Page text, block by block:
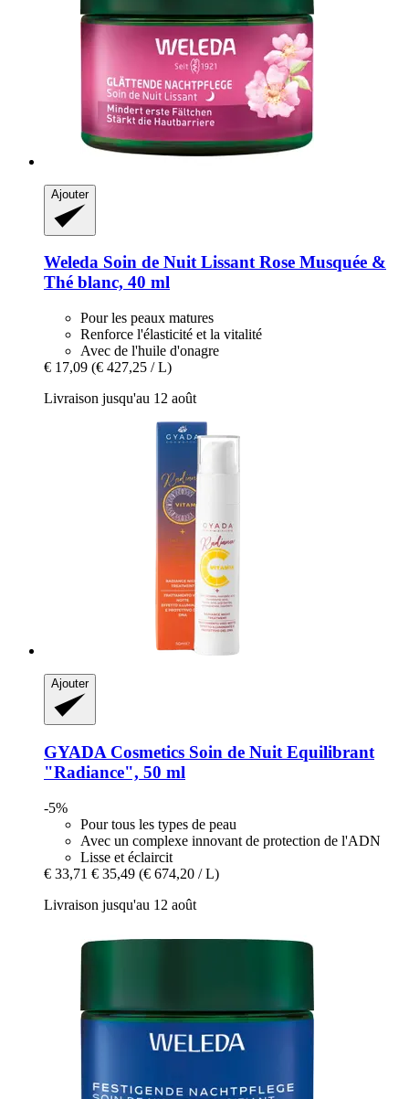
Ajouter
Weleda Soin de Nuit Lissant Rose Musquée &
Thé blanc, 40 ml
Pour les peaux matures
Renforce l'élasticité et la vitalité
Avec de l'huile d'onagre
€ 17,09 (€ 427,25 / L)
Livraison jusqu'au 12 août
Ajouter
GYADA Cosmetics Soin de Nuit Equilibrant
"Radiance", 50 ml
-5%
Pour tous les types de peau
Avec un complexe innovant de protection de l'ADN
Lisse et éclaircit
€ 33,71 € 35,49 (€ 674,20 / L)
Livraison jusqu'au 12 août